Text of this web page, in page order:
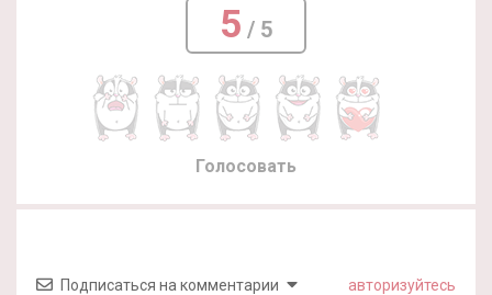
5 / 5
Голосовать
Подписаться на комментарии авторизуйтесь